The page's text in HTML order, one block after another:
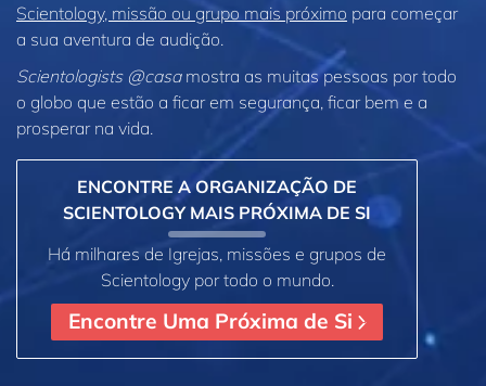
Scientology, missão ou grupo mais próximo para começar
a sua aventura de audição.
Scientologists @casamostra as muitas pessoas por todo
o globo que estão a ficar em segurança, ficar bem e a
prosperar na vida.
ENCONTRE A ORGANIZAÇÃO DE
SCIENTOLOGY MAIS PRÓXIMA DE SI
Há milhares de Igrejas, missões e grupos de
Scientology por todo o mundo.
Encontre Uma Próxima de Si